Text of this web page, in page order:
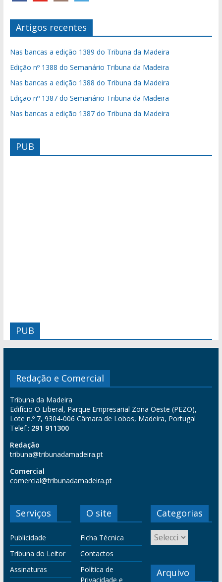
Artigos recentes
Nas bancas a edição 1389 do Tribuna da Madeira
Edição nº 1388 do Semanário Tribuna da Madeira
Nas bancas a edição 1388 do Tribuna da Madeira
Edição nº 1387 do Semanário Tribuna da Madeira
Nas bancas a edição 1387 do Tribuna da Madeira
PUB
PUB
Redação e Comercial
Tribuna da Madeira
Edifício O Liberal, Parque Empresarial Zona Oeste (PEZO),
Lote n.º 7, 9304-006 Câmara de Lobos, Madeira, Portugal
Telef.: 291 911300
Redação
tribuna@tribunadamadeira.pt
Comercial
comercial@tribunadamadeira.pt
Serviços
Publicidade
Tribuna do Leitor
Assinaturas
O site
Ficha Técnica
Contactos
Política de
Privacidade e
Categorias
Arquivo